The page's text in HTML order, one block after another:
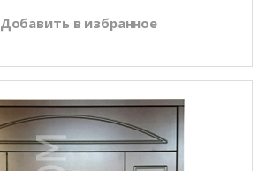
Добавить в избранное